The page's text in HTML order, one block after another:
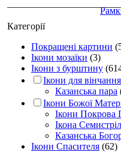
Категорії
Покращені картини
Ікони мозаїки (3)
Ікони з бурштину
Ікони для вінчання
Казанська пара
Ікони Божої
Ікони Покрова
Ікона
Казанська
Ікони Спасителя (62)